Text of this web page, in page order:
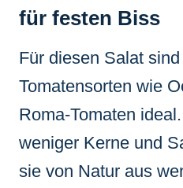
für festen Biss
Für diesen Salat
Tomatensorten wie
Roma-Tomaten
weniger Kerne und
sie von Natur aus